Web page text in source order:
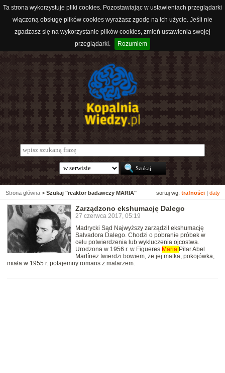
Ta strona wykorzystuje pliki cookies. Pozostawiając w ustawieniach przeglądarki
włączoną obsługę plików cookies wyrażasz zgodę na ich użycie. Jeśli nie
zgadzasz się na wykorzystanie plików cookies, zmień ustawienia swojej
przeglądarki.
Rozumiem
sortuj wg: trafności daty
Strona główna > Szukaj "reaktor badawczy MARIA"
Zarządzono ekshumację Dalego
27 czerwca 2017, 05:19
Madrycki Sąd Najwyższy zarządził ekshumację
Salvadora Dalego. Chodzi o pobranie próbek w
celu potwierdzenia lub wykluczenia ojcostwa.
Urodzona w 1956 r. w Figueres Maria Pilar Abel
Martínez twierdzi bowiem, że jej matka, pokojówka,
miała w 1955 r. potajemny romans z malarzem.